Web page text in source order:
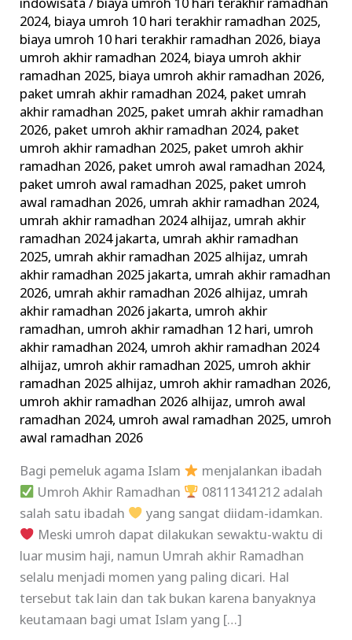
indowisata/ biaya umroh 10 hari terakhir ramadhan
2024, biaya umroh 10 hari terakhir ramadhan 2025,
biaya umroh 10 hari terakhir ramadhan 2026, biaya
umroh akhir ramadhan 2024, biaya umroh akhir
ramadhan 2025, biaya umroh akhir ramadhan 2026,
paket umrah akhir ramadhan 2024, paket umrah
akhir ramadhan 2025, paket umrah akhir ramadhan
2026, paket umroh akhir ramadhan 2024, paket
umroh akhir ramadhan 2025, paket umroh akhir
ramadhan 2026, paket umroh awal ramadhan 2024,
paket umroh awal ramadhan 2025, paket umroh
awal ramadhan 2026, umrah akhir ramadhan 2024,
umrah akhir ramadhan 2024 alhijaz, umrah akhir
ramadhan 2024 jakarta, umrah akhir ramadhan
2025, umrah akhir ramadhan 2025 alhijaz, umrah
akhir ramadhan 2025 jakarta, umrah akhir ramadhan
2026, umrah akhir ramadhan 2026 alhijaz, umrah
akhir ramadhan 2026 jakarta, umroh akhir
ramadhan, umroh akhir ramadhan 12 hari, umroh
akhir ramadhan 2024, umroh akhir ramadhan 2024
alhijaz, umroh akhir ramadhan 2025, umroh akhir
ramadhan 2025 alhijaz, umroh akhir ramadhan 2026,
umroh akhir ramadhan 2026 alhijaz, umroh awal
ramadhan 2024, umroh awal ramadhan 2025, umroh
awal ramadhan 2026
Bagi pemeluk agama Islam
menjalankan ibadah
Umroh Akhir Ramadhan
08111341212 adalah
salah satu ibadah
yang sangat diidam-idamkan.
Meski umroh dapat dilakukan sewaktu-waktu di
luar musim haji, namun Umrah akhir Ramadhan
selalu menjadi momen yang paling dicari. Hal
tersebut tak lain dan tak bukan karena banyaknya
keutamaan bagi umat Islam yang […]
dan
Tips
+
Persiapannya